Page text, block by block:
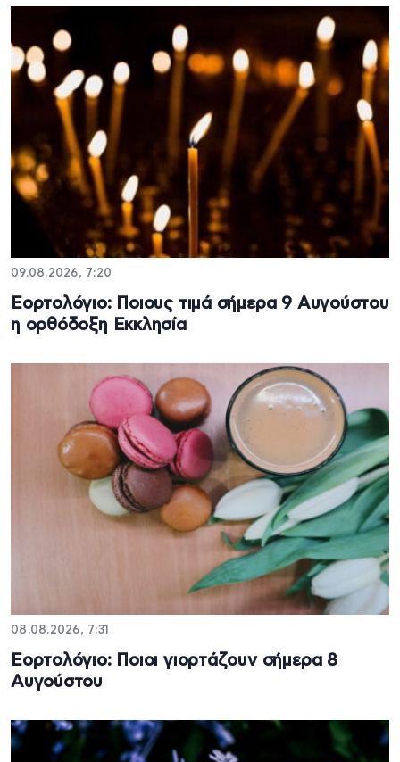
09.08.2026, 7:20
Εορτολόγιο: Ποιους τιμά σήμερα 9 Αυγούστου
η ορθόδοξη Εκκλησία
08.08.2026, 7:31
Εορτολόγιο: Ποιοι γιορτάζουν σήμερα 8
Αυγούστου